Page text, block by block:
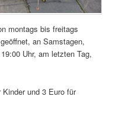
montags bis freitags
an Samstagen,
Uhr, am letzten Tag,
und 3 Euro für